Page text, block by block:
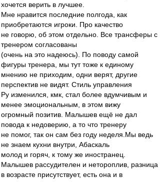
хочется верить в лучшее.
Мне нравится последние полгода, как
приобретаются игроки. Про качество
не говорю, об этом отдельно. Все трансферы с
тренером согласованы
(очень на это надеюсь). По поводу самой
фигуры тренера, мы тут тоже к единому
мнению не приходим, одни верят, другие
перспектив не видят. Стиль управления
Ру изменился, кмк, стал более вдумчивым и
менее эмоциональным, в этом вижу
огромный позитив. Малышев ещё не дал
повода к недоверию, а то что тренеру
не помог, так он сам без году неделя.Мы ведь
не знаем кухни внутри, Абаскаль
молод и горяч, к тому же иностранец.
Малышев рассудителен и нетороплив, разница
в возрасте присутствует, есть она и в